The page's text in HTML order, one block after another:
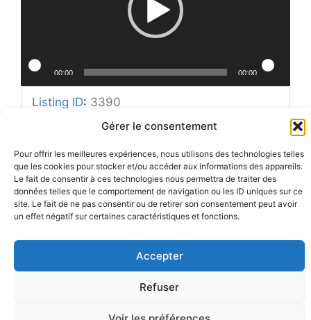
Gérer le consentement
Pour offrir les meilleures expériences, nous utilisons des technologies telles
que les cookies pour stocker et/ou accéder aux informations des appareils.
Le fait de consentir à ces technologies nous permettra de traiter des
données telles que le comportement de navigation ou les ID uniques sur ce
site. Le fait de ne pas consentir ou de retirer son consentement peut avoir
un effet négatif sur certaines caractéristiques et fonctions.
Accepter
Refuser
00:00 00:00
Listing ID: 3390
Rue Barbier 12, 1300 Wavre
Tel: 0455 14 53 30
Numéro FASE : 11020
Mentions légales
Politique de confidentialité
© 2026 Pôle Hedera, tous droits